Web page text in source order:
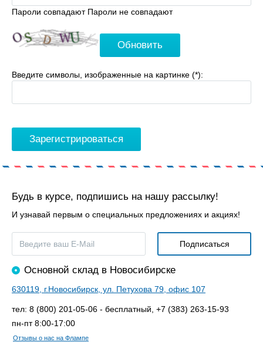
Пароли совпадают Пароли не совпадают
Обновить
Введите символы, изображенные на картинке (*):
Будь в курсе, подпишись на нашу рассылку!
И узнавай первым о специальных предложениях и акциях!
Основной склад в Новосибирске
630119, г.Новосибирск, ул. Петухова 79, офис 107
тел: 8 (800) 201-05-06 - бесплатный, +7 (383) 263-15-93
пн-пт 8:00-17:00
Отзывы о нас на Флампе